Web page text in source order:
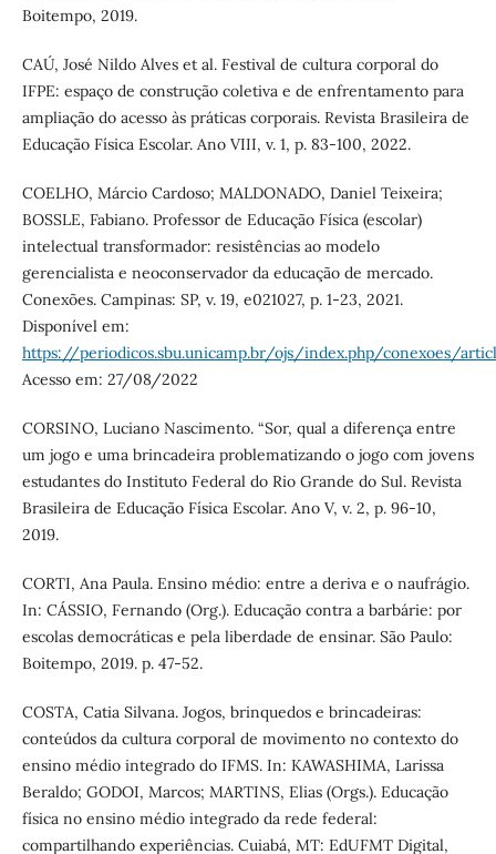
Boitempo, 2019.
CAÚ, José Nildo Alves et al. Festival de cultura corporal do
IFPE: espaço de construção coletiva e de enfrentamento para
ampliação do acesso às práticas corporais. Revista Brasileira de
Educação Física Escolar. Ano VIII, v. 1, p. 83-100, 2022.
COELHO, Márcio Cardoso; MALDONADO, Daniel Teixeira;
BOSSLE, Fabiano. Professor de Educação Física (escolar)
intelectual transformador: resistências ao modelo
gerencialista e neoconservador da educação de mercado.
Conexões. Campinas: SP, v. 19, e021027, p. 1-23, 2021.
Disponível em:
https://periodicos.sbu.unicamp.br/ojs/index.php/conexoes/
Acesso em: 27/08/2022
CORSINO, Luciano Nascimento. “Sor, qual a diferença entre
um jogo e uma brincadeira problematizando o jogo com jovens
estudantes do Instituto Federal do Rio Grande do Sul. Revista
Brasileira de Educação Física Escolar. Ano V, v. 2, p. 96-10,
2019.
CORTI, Ana Paula. Ensino médio: entre a deriva e o naufrágio.
In: CÁSSIO, Fernando (Org.). Educação contra a barbárie: por
escolas democráticas e pela liberdade de ensinar. São Paulo:
Boitempo, 2019. p. 47-52.
COSTA, Catia Silvana. Jogos, brinquedos e brincadeiras:
conteúdos da cultura corporal de movimento no contexto do
ensino médio integrado do IFMS. In: KAWASHIMA, Larissa
Beraldo; GODOI, Marcos; MARTINS, Elias (Orgs.). Educação
física no ensino médio integrado da rede federal:
compartilhando experiências. Cuiabá, MT: EdUFMT Digital,